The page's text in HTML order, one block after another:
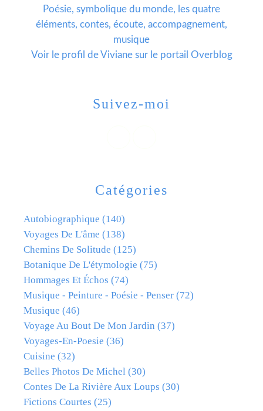
Catégories
Autobiographique (140)
Voyages De L'âme (138)
Chemins De Solitude (125)
Botanique De L'étymologie (75)
Hommages Et Échos (74)
Musique - Peinture - Poésie - Penser (72)
Musique (46)
Voyage Au Bout De Mon Jardin (37)
Voyages-En-Poesie (36)
Cuisine (32)
Belles Photos De Michel (30)
Contes De La Rivière Aux Loups (30)
Fictions Courtes (25)
Poésie, symbolique du monde, les quatre
éléments, contes, écoute, accompagnement,
musique
Voir le profil deVivianesur le portail Overblog
Suivez-moi